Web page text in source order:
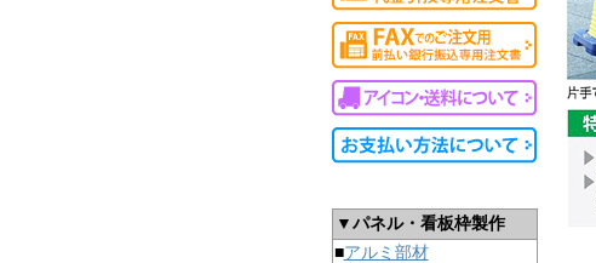
▼パネル・看板枠製作
■アルミ部材